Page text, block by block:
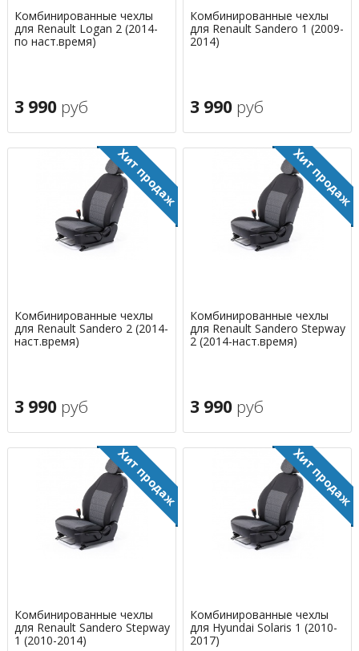
Комбинированные чехлы
для Renault Logan 2 (2014-
по наст.время)
3 990 руб
Комбинированные чехлы
для Renault Sandero 1 (2009-
2014)
3 990 руб
Комбинированные чехлы
для Renault Sandero 2 (2014-
наст.время)
3 990 руб
Комбинированные чехлы
для Renault Sandero Stepway
2 (2014-наст.время)
3 990 руб
Комбинированные чехлы
для Renault Sandero Stepway
1 (2010-2014)
Комбинированные чехлы
для Hyundai Solaris 1 (2010-
2017)